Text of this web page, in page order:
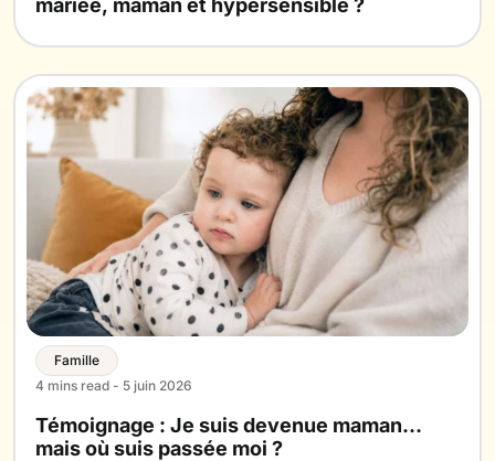
mariée, maman et hypersensible ?
Famille
4 mins read - 5 juin 2026
Témoignage : Je suis devenue maman…
mais où suis passée moi ?